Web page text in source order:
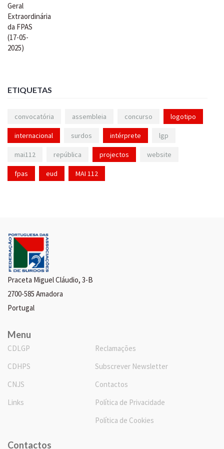
ETIQUETAS
convocatória assembleia concurso logotipo
internacional surdos intérprete lgp
mai112 república projectos website
fpas eud MAI 112
Praceta Miguel Cláudio, 3-B
2700-585 Amadora
Portugal
Menu
CDLGP
CDHPS
CNJS
Links
Reclamações
Subscrever Newsletter
Contactos
Política de Privacidade
Política de Cookies
Contactos